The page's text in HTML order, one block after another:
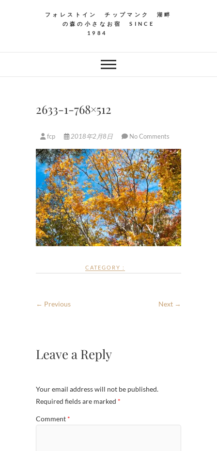
フォレストイン チップマンク 湖畔
の森の小さなお宿 SINCE
1984
2633-1-768×512
fcp 2018年2月8日 No Comments
CATEGORY :
← Previous Next →
Leave a Reply
Your email address will not be published.
Required fields are marked *
Comment *